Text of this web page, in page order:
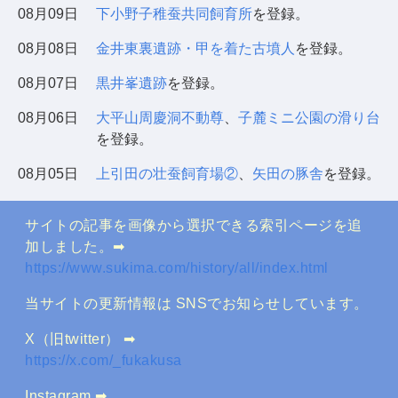
08月09日 下小野子稚蚕共同飼育所を登録。
08月08日 金井東裏遺跡・甲を着た古墳人 を登録。
08月07日 黒井峯遺跡を登録。
08月06日 大平山周慶洞不動尊
子麓ミニ公園の滑り台
を登録。
08月05日 上引田の壮蚕飼育場② 矢田の豚舎を登録。
サイトの記事を画像から選択できる索引ページを追
加しました。➡
https://www.sukima.com/history/all/index.html
当サイトの更新情報は SNSでお知らせしています。
X（旧twitter） ➡
https://x.com/_fukakusa